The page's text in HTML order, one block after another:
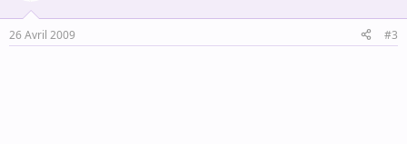
26 Avril 2009 #3